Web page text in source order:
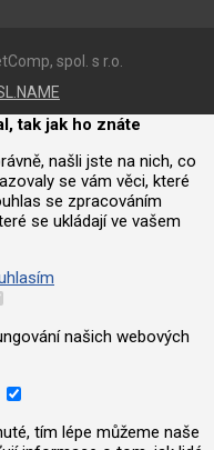
spol. s r.o.
tak jak ho znáte
našli jste na nich, co
se vám věci, které
se zpracováním
se ukládají ve vašem
našich webových
tím lépe můžeme naše